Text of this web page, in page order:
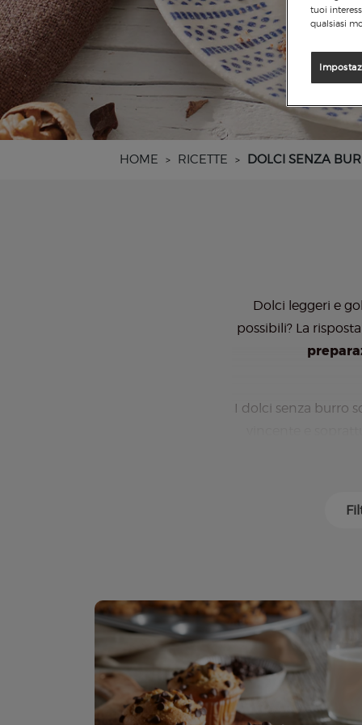
HOME > RICETTE > DOLCI SENZA
Dolci leggeri e
possibili? La
I dolci senza burro
tuoi
qualsiasi